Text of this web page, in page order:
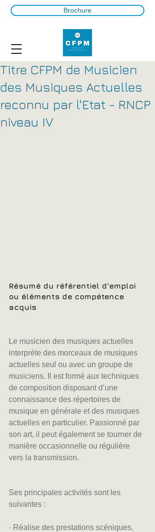
Brochure
Titre CFPM de Musicien
des Musiques Actuelles
reconnu par l'Etat - RNCP
niveau IV
Résumé du référentiel d'emploi
ou éléments de compétence
acquis
Le musicien des musiques actuelles
interprète des morceaux de musiques
actuelles seul ou avec un groupe de
musiciens. Il est formé aux techniques
de composition disposant d’une
connaissance des répertoires de
musique en générale et des musiques
actuelles en particulier. Passionné par
son art, il peut également se tourner de
manière occasionnelle ou régulière
vers la transmission.
Ses principales activités sont les
suivantes :
· Réalise des prestations scéniques,